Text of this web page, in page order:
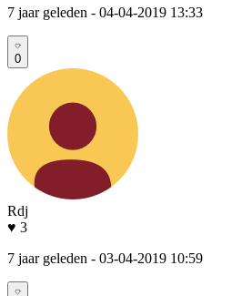
7 jaar geleden - 04-04-2019 13:33
0
Rdj
♥ 3
7 jaar geleden - 03-04-2019 10:59